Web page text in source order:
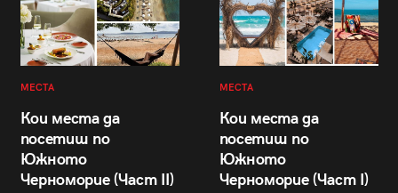
МЕСТА
Кои места да
посетиш по
Южното
Черноморие (Част II)
МЕСТА
Кои места да
посетиш по
Южното
Черноморие (Част I)